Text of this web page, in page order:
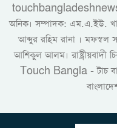
অনিক। সম্পাদক: এম.এ.ইউ.
আব্দুর রহিম রানা । মফস্বল
আশিকুল আলম। রাষ্ট্রীয়বাদী
Touch Bangla - টাচ